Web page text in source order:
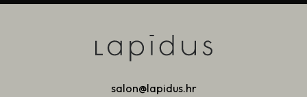
salon@lapidus.hr